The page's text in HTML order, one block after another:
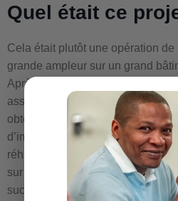
Quel était ce
Cela était plutôt une opération
grande ampleur sur un grand
Après énormément de pression
associés du maire ses collègues
obtenu deux une ristourne de 160
d’impôts pour pouvoir lancer son
réhabilitation de cet hôtel. Cette
sur l’hôtel Comore. Donc cette
succès et redonna le sourire à la